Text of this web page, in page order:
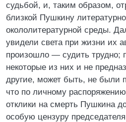
судьбой, и, таким образом,
близкой Пушкину
окололитературной среды.
увидели света при жизни их
произошло — судить трудно;
некоторые из них и не
другие, может быть, не были
что по личному
отклики на смерть Пушкина
особую цензуру